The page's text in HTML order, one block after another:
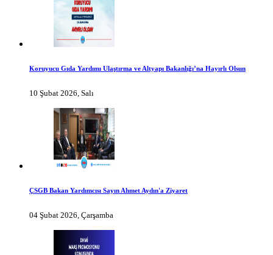
Koruyucu Gıda Yardımı Ulaştırma ve Altyapı Bakanlığı’na Hayırlı Olsun
10 Şubat 2026, Salı
ÇSGB Bakan Yardımcısı Sayın Ahmet Aydın'a Ziyaret
04 Şubat 2026, Çarşamba